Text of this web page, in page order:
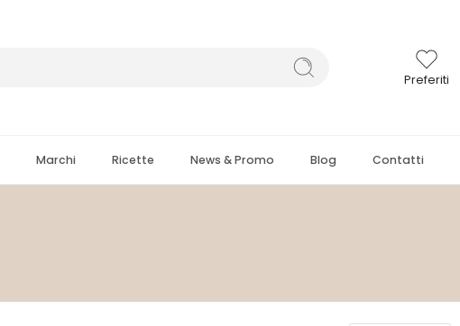
Preferiti
Marchi Ricette News & Promo Blog Contatti